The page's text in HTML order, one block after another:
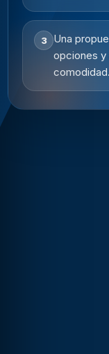
3
Una
opciones y
comodidad.